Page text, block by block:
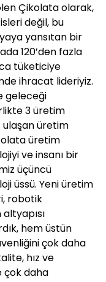
Çikolata olarak,
değil, bu
yansıtan bir
120’den fazla
tüketiciye
ihracat lideriyiz.
geleceği
3 üretim
üretim
üretim
ve insanı bir
üçüncü
üssü. Yeni üretim
robotik
hem üstün
çok daha
hız ve
çok daha